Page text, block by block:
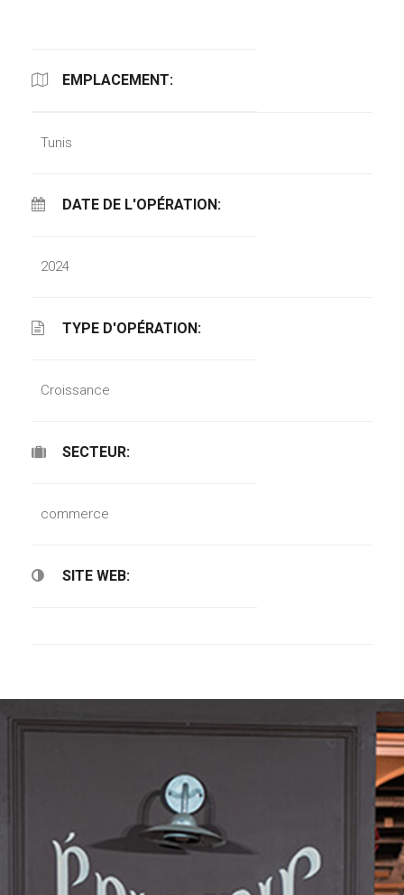
EMPLACEMENT:
Tunis
DATE DE L'OPÉRATION:
2024
TYPE D'OPÉRATION:
Croissance
SECTEUR:
commerce
SITE WEB: